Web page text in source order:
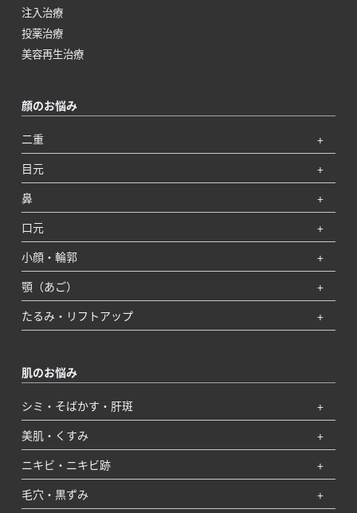
注入治療
投薬治療
美容再生治療
顔のお悩み
二重
目元
鼻
口元
小顔・輪郭
顎（あご）
たるみ・リフトアップ
肌のお悩み
シミ・そばかす・肝斑
美肌・くすみ
ニキビ・ニキビ跡
毛穴・黒ずみ